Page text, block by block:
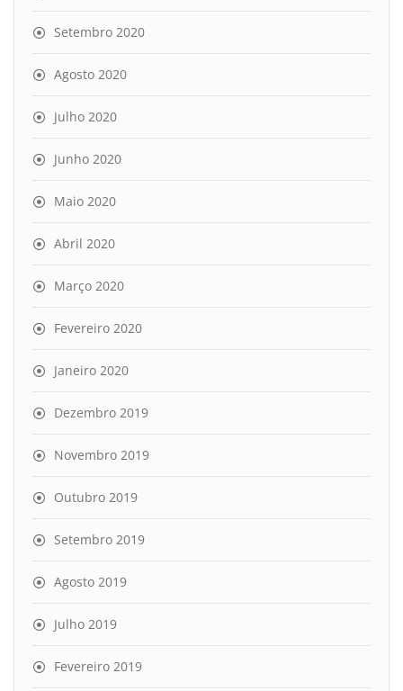
Setembro 2020
Agosto 2020
Julho 2020
Junho 2020
Maio 2020
Abril 2020
Março 2020
Fevereiro 2020
Janeiro 2020
Dezembro 2019
Novembro 2019
Outubro 2019
Setembro 2019
Agosto 2019
Julho 2019
Fevereiro 2019